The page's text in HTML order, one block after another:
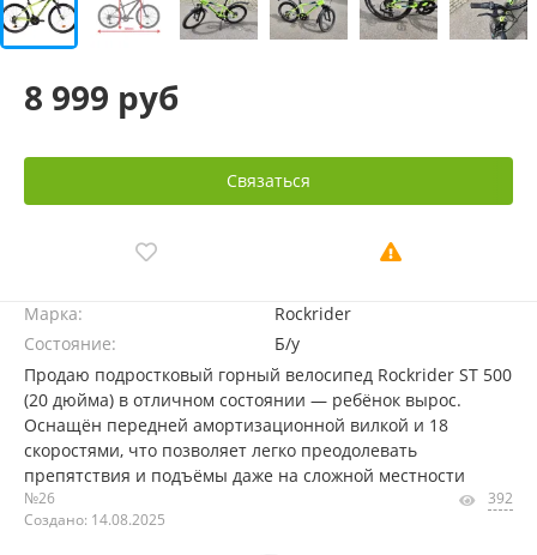
8 999 руб
Связаться
Марка:
Rockrider
Состояние:
Б/у
Продаю подростковый горный велосипед Rockrider ST 500
(20 дюйма) в отличном состоянии — ребёнок вырос.
Оснащён передней амортизационной вилкой и 18
скоростями, что позволяет легко преодолевать
препятствия и подъёмы даже на сложной местности
№26
Создано: 14.08.2025
392